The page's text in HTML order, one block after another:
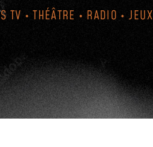
TV • THÉÂTRE • RADIO • JEUX